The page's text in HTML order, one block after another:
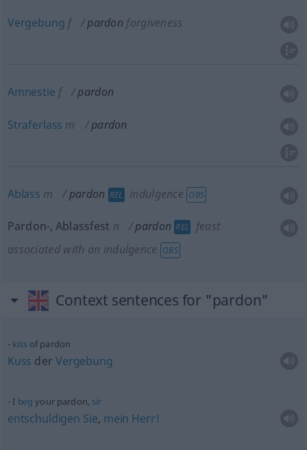
Vergebung f pardon forgiveness
Amnestie f pardon
Straferlass m pardon
Ablass m pardon REL indulgence OBS
Pardon-, Ablassfest n pardon REL
feast
associated with an indulgence OBS
Context sentences for "pardon"
kissof pardon
Kuss derVergebung
I beg your pardon, sir
entschuldigen Sie, mein Herr!